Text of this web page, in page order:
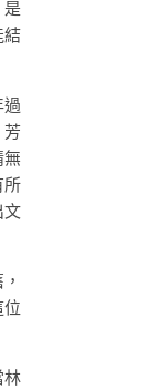
是
結
芳
無
所
文
林